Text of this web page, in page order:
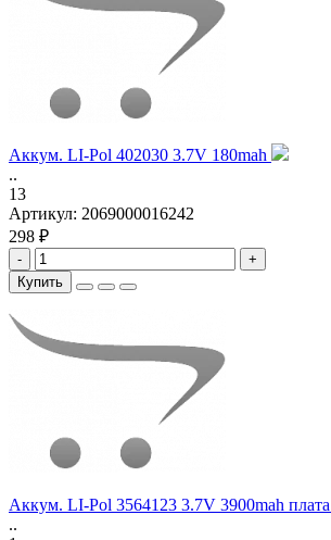
Аккум. LI-Pol 402030 3.7V 180mah
..
13
Артикул: 2069000016242
298 ₽
-
+
Купить
Аккум. LI-Pol 3564123 3.7V 3900mah плата
..